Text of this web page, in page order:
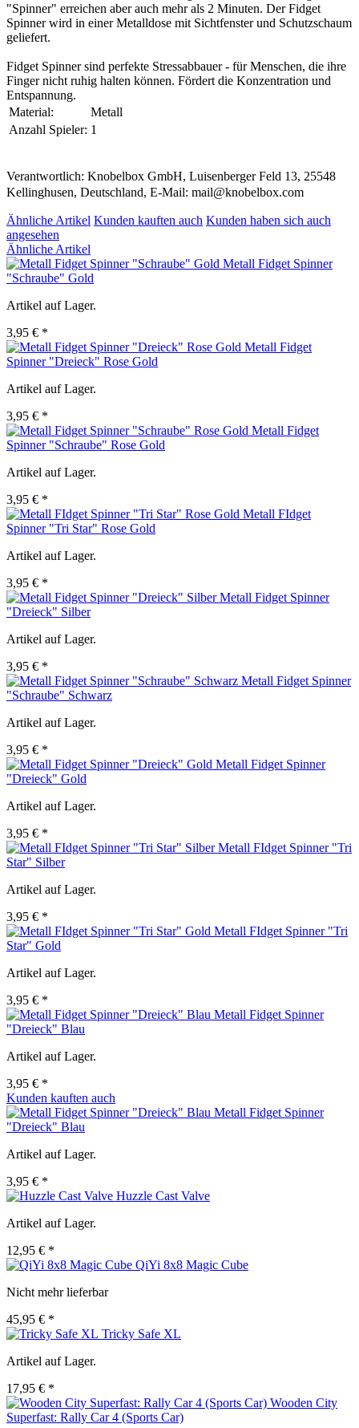
"Spinner" erreichen aber auch mehr als 2 Minuten. Der Fidget
Spinner wird in einer Metalldose mit Sichtfenster und Schutzschaum
geliefert.
Fidget Spinner sind perfekte Stressabbauer - für Menschen, die ihre
Finger nicht ruhig halten können. Fördert die Konzentration und
Entspannung.
Material:
Metall
Anzahl Spieler: 1
Verantwortlich: Knobelbox GmbH, Luisenberger Feld 13, 25548
Kellinghusen, Deutschland, E-Mail: mail@knobelbox.com
Ähnliche Artikel Kunden kauften auch Kunden haben sich auch
angesehen
Ähnliche Artikel
Metall Fidget Spinner
"Schraube" Gold
Artikel auf Lager.
3,95 € *
Metall Fidget
Spinner "Dreieck" Rose Gold
Artikel auf Lager.
3,95 € *
Metall Fidget
Spinner "Schraube" Rose Gold
Artikel auf Lager.
3,95 € *
Metall FIdget
Spinner "Tri Star" Rose Gold
Artikel auf Lager.
3,95 € *
Metall Fidget Spinner
"Dreieck" Silber
Artikel auf Lager.
3,95 € *
Metall Fidget Spinner
"Schraube" Schwarz
Artikel auf Lager.
3,95 € *
Metall Fidget Spinner
"Dreieck" Gold
Artikel auf Lager.
3,95 € *
Metall FIdget Spinner "Tri
Star" Silber
Artikel auf Lager.
3,95 € *
Metall FIdget Spinner "Tri
Star" Gold
Artikel auf Lager.
3,95 € *
Metall Fidget Spinner
"Dreieck" Blau
Artikel auf Lager.
3,95 € *
Kunden kauften auch
Metall Fidget Spinner
"Dreieck" Blau
Artikel auf Lager.
3,95 € *
Huzzle Cast Valve
Artikel auf Lager.
12,95 € *
QiYi 8x8 Magic Cube
Nicht mehr lieferbar
45,95 € *
Tricky Safe XL
Artikel auf Lager.
17,95 € *
Wooden City
Superfast: Rally Car 4 (Sports Car)